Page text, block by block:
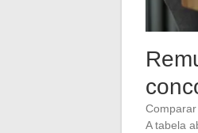
A tabela